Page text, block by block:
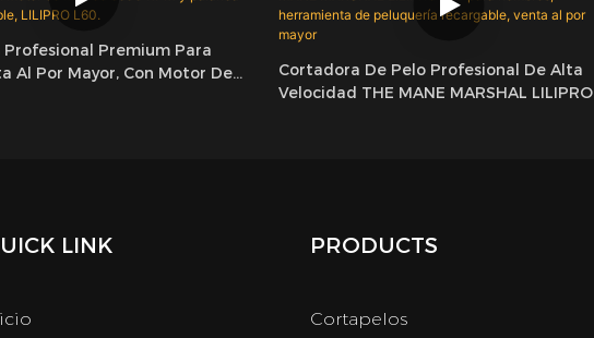
Premium Para
Al Por Mayor, Con Motor De
Cortadora De Pelo Profesional De Alta
Velocidad THE MANE MARSHAL LILIPRO
LINK PRODUCTS
Cortapelos